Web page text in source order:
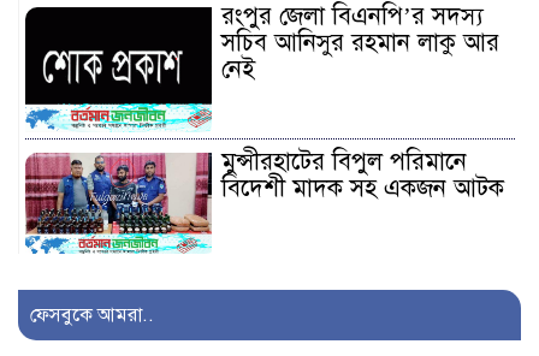
রংপুর জেলা বিএনপি’র সদস্য
সচিব আনিসুর রহমান লাকু আর
নেই
মুন্সীরহাটের বিপুল পরিমানে
বিদেশী মাদক সহ একজন আটক
সাজেকগামী পর্যটকবাহী যানবাহন
সেনাবাহিনী
ফেসবুকে আমরা..